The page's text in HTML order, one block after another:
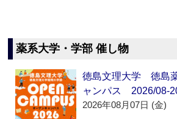
薬系大学・学部 催し物
徳島文理大学 徳島
ャンパス 2026/08-
2026年08月07日 (金)